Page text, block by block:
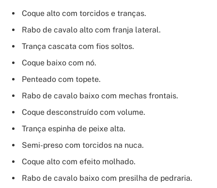
Coque alto com torcidos e tranças.
Rabo de cavalo alto com franja lateral.
Trança cascata com fios soltos.
Coque baixo com nó.
Penteado com topete.
Rabo de cavalo baixo com mechas frontais.
Coque desconstruído com volume.
Trança espinha de peixe alta.
Semi-preso com torcidos na nuca.
Coque alto com efeito molhado.
Rabo de cavalo baixo com presilha de pedraria.